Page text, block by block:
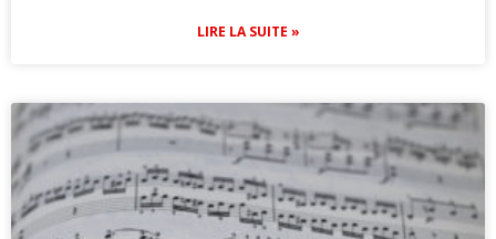
LIRE LA SUITE »